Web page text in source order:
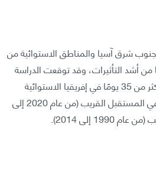
شرق آسيا والمناطق الاستوائية من
من أشد التأثيرات، وقد توقعت الدراسة
أن موجات الحر التي تستمر أكثر من 35 يومًا في إفريقيا الاستوائية
ستحدث بمعدل يزيد 60 مرة في المستقبل القريب (من عام 2020 إلى